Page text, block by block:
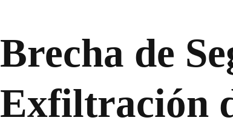
Brecha de
Exfiltración